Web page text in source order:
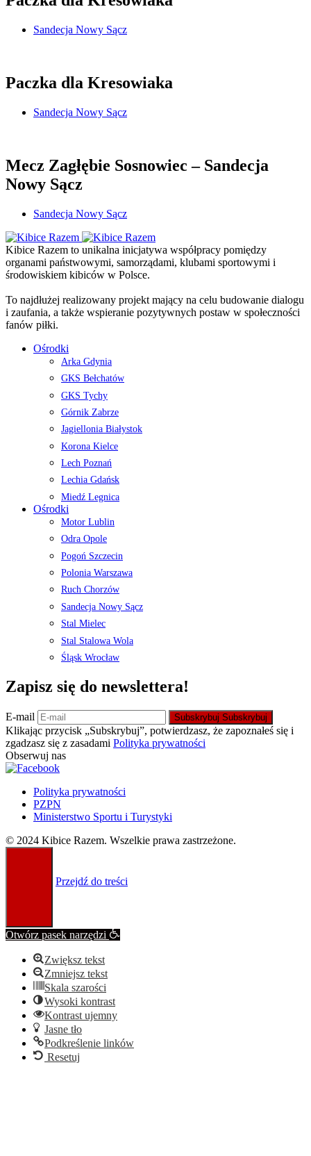
Sandecja Nowy Sącz
Paczka dla Kresowiaka
Sandecja Nowy Sącz
Mecz Zagłębie Sosnowiec – Sandecja
Nowy Sącz
Sandecja Nowy Sącz
Kibice Razem to unikalna inicjatywa współpracy pomiędzy
organami państwowymi, samorządami, klubami sportowymi i
środowiskiem kibiców w Polsce.
To najdłużej realizowany projekt mający na celu budowanie dialogu
i zaufania, a także wspieranie pozytywnych postaw w społeczności
fanów piłki.
Ośrodki
Arka Gdynia
GKS Bełchatów
GKS Tychy
Górnik Zabrze
Jagiellonia Białystok
Korona Kielce
Lech Poznań
Lechia Gdańsk
Miedź Legnica
Ośrodki
Motor Lublin
Odra Opole
Pogoń Szczecin
Polonia Warszawa
Ruch Chorzów
Sandecja Nowy Sącz
Stal Mielec
Stal Stalowa Wola
Śląsk Wrocław
Zapisz się do newslettera!
E-mail Subskrybuj Subskrybuj
Klikając przycisk „Subskrybuj”, potwierdzasz, że zapoznałeś się i
zgadzasz się z zasadami Polityka prywatności
Obserwuj nas
Polityka prywatności
PZPN
Ministerstwo Sportu i Turystyki
© 2024 Kibice Razem. Wszelkie prawa zastrzeżone.
Przejdź do treści
Otwórz pasek narzędzi
Zwiększ tekst
Zmniejsz tekst
Skala szarości
Wysoki kontrast
Kontrast ujemny
Jasne tło
Podkreślenie linków
Resetuj